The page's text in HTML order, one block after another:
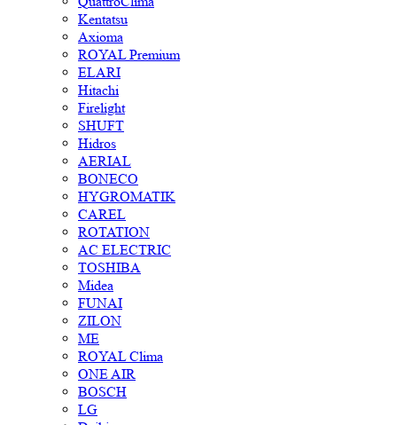
Kentatsu
Axioma
ROYAL Premium
ELARI
Hitachi
Firelight
SHUFT
Hidros
AERIAL
BONECO
HYGROMATIK
CAREL
ROTATION
AC ELECTRIC
TOSHIBA
Midea
FUNAI
ZILON
ME
ROYAL Clima
ONE AIR
BOSCH
LG